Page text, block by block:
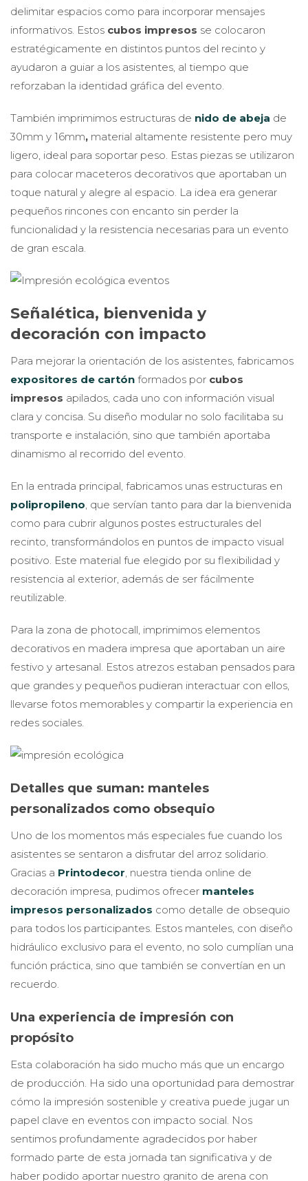
delimitar espacios como para incorporar mensajes
informativos. Estos cubos impresos se colocaron
estratégicamente en distintos puntos del recinto y
ayudaron a guiar a los asistentes, al tiempo que
reforzaban la identidad gráfica del evento.
También imprimimos estructuras de nido de abeja de
30mm y 16mm, material altamente resistente pero muy
ligero, ideal para soportar peso. Estas piezas se utilizaron
para colocar maceteros decorativos que aportaban un
toque natural y alegre al espacio. La idea era generar
pequeños rincones con encanto sin perder la
funcionalidad y la resistencia necesarias para un evento
de gran escala.
Señalética, bienvenida y
decoración con impacto
Para mejorar la orientación de los asistentes, fabricamos
expositores de cartón formados por cubos
impresos apilados, cada uno con información visual
clara y concisa. Su diseño modular no solo facilitaba su
transporte e instalación, sino que también aportaba
dinamismo al recorrido del evento.
En la entrada principal, fabricamos unas estructuras en
polipropileno , que servían tanto para dar la bienvenida
como para cubrir algunos postes estructurales del
recinto, transformándolos en puntos de impacto visual
positivo. Este material fue elegido por su flexibilidad y
resistencia al exterior, además de ser fácilmente
reutilizable.
Para la zona de photocall, imprimimos elementos
decorativos en madera impresa que aportaban un aire
festivo y artesanal. Estos atrezos estaban pensados para
que grandes y pequeños pudieran interactuar con ellos,
llevarse fotos memorables y compartir la experiencia en
redes sociales.
Detalles que suman: manteles
personalizados como obsequio
Uno de los momentos más especiales fue cuando los
asistentes se sentaron a disfrutar del arroz solidario.
Gracias a Printodecor , nuestra tienda online de
decoración impresa, pudimos ofrecer manteles
impresos personalizados como detalle de obsequio
para todos los participantes. Estos manteles, con diseño
hidráulico exclusivo para el evento, no solo cumplían una
función práctica, sino que también se convertían en un
recuerdo.
Una experiencia de impresión con
propósito
Esta colaboración ha sido mucho más que un encargo
de producción. Ha sido una oportunidad para demostrar
cómo la impresión sostenible y creativa puede jugar un
papel clave en eventos con impacto social. Nos
sentimos profundamente agradecidos por haber
formado parte de esta jornada tan significativa y de
haber podido aportar nuestro granito de arena con